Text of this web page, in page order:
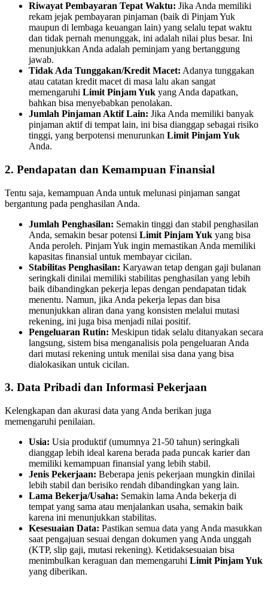
Riwayat Pembayaran Tepat Waktu: Jika Anda memiliki
rekam jejak pembayaran pinjaman (baik di Pinjam Yuk
maupun di lembaga keuangan lain) yang selalu tepat waktu
dan tidak pernah menunggak, ini adalah nilai plus besar. Ini
menunjukkan Anda adalah peminjam yang bertanggung
jawab.
Tidak Ada Tunggakan/Kredit Macet: Adanya tunggakan
atau catatan kredit macet di masa lalu akan sangat
memengaruhi Limit Pinjam Yuk yang Anda dapatkan,
bahkan bisa menyebabkan penolakan.
Jumlah Pinjaman Aktif Lain: Jika Anda memiliki banyak
pinjaman aktif di tempat lain, ini bisa dianggap sebagai risiko
tinggi, yang berpotensi menurunkan Limit Pinjam Yuk
Anda.
2. Pendapatan dan Kemampuan Finansial
Tentu saja, kemampuan Anda untuk melunasi pinjaman sangat
bergantung pada penghasilan Anda.
Jumlah Penghasilan: Semakin tinggi dan stabil penghasilan
Anda, semakin besar potensi Limit Pinjam Yuk yang bisa
Anda peroleh. Pinjam Yuk ingin memastikan Anda memiliki
kapasitas finansial untuk membayar cicilan.
Stabilitas Penghasilan: Karyawan tetap dengan gaji bulanan
seringkali dinilai memiliki stabilitas penghasilan yang lebih
baik dibandingkan pekerja lepas dengan pendapatan tidak
menentu. Namun, jika Anda pekerja lepas dan bisa
menunjukkan aliran dana yang konsisten melalui mutasi
rekening, ini juga bisa menjadi nilai positif.
Pengeluaran Rutin: Meskipun tidak selalu ditanyakan secara
langsung, sistem bisa menganalisis pola pengeluaran Anda
dari mutasi rekening untuk menilai sisa dana yang bisa
dialokasikan untuk cicilan.
3. Data Pribadi dan Informasi Pekerjaan
Kelengkapan dan akurasi data yang Anda berikan juga
memengaruhi penilaian.
Usia: Usia produktif (umumnya 21-50 tahun) seringkali
dianggap lebih ideal karena berada pada puncak karier dan
memiliki kemampuan finansial yang lebih stabil.
Jenis Pekerjaan: Beberapa jenis pekerjaan mungkin dinilai
lebih stabil dan berisiko rendah dibandingkan yang lain.
Lama Bekerja/Usaha: Semakin lama Anda bekerja di
tempat yang sama atau menjalankan usaha, semakin baik
karena ini menunjukkan stabilitas.
Kesesuaian Data: Pastikan semua data yang Anda masukkan
saat pengajuan sesuai dengan dokumen yang Anda unggah
(KTP, slip gaji, mutasi rekening). Ketidaksesuaian bisa
menimbulkan keraguan dan memengaruhi Limit Pinjam Yuk
yang diberikan.